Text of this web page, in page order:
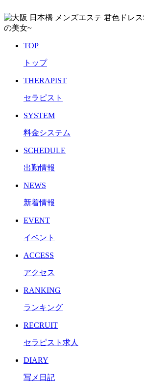
TOP
トップ
THERAPIST
セラピスト
SYSTEM
料金システム
SCHEDULE
出勤情報
NEWS
新着情報
EVENT
イベント
ACCESS
アクセス
RANKING
ランキング
RECRUIT
セラピスト求人
DIARY
写メ日記